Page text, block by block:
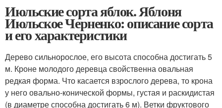
Июльские сорта яблок. Яблоня
Июльское Черненко: описание сорта
и его характеристики
Дерево сильнорослое, его высота способна достигать 5
м. Кроне молодого деревца свойственна овальная
редкая форма. Что касается взрослого дерева, то крона
у него овально-конической формы, густая и раскидистая
(в диаметре способна достигать 6 м). Ветки фруктового